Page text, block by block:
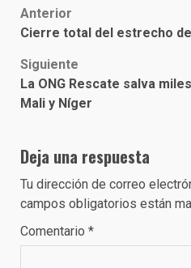
Post
navigation
Anterior
Cierre total del estrecho
Siguiente
La ONG Rescate salva
Mali y Níger
Deja una respuesta
Tu dirección de correo
campos obligatorios están
Comentario *